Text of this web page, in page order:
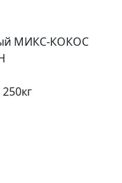
250кг